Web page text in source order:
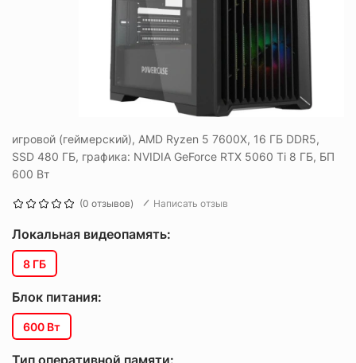
игровой (геймерский), AMD Ryzen 5 7600X, 16 ГБ DDR5,
SSD 480 ГБ, графика: NVIDIA GeForce RTX 5060 Ti 8 ГБ, БП
600 Вт
(0 отзывов) Написать отзыв
Локальная видеопамять:
8 ГБ
Блок питания:
600 Вт
Тип оперативной памяти: